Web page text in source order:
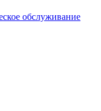
обслуживание